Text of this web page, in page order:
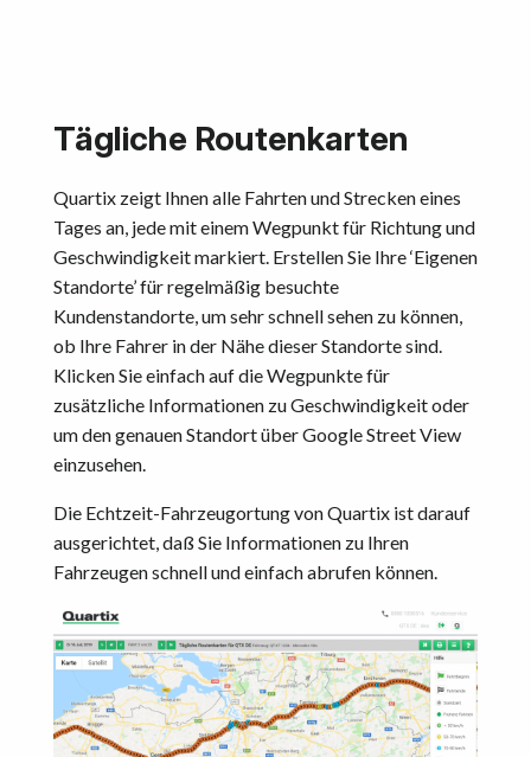
Tägliche Routenkarten
Quartix zeigt Ihnen alle Fahrten und Strecken eines
Tages an, jede mit einem Wegpunkt für Richtung und
Geschwindigkeit markiert. Erstellen Sie Ihre ‘Eigenen
Standorte’ für regelmäßig besuchte
Kundenstandorte, um sehr schnell sehen zu können,
ob Ihre Fahrer in der Nähe dieser Standorte sind.
Klicken Sie einfach auf die Wegpunkte für
zusätzliche Informationen zu Geschwindigkeit oder
um den genauen Standort über Google Street View
einzusehen.
Die Echtzeit-Fahrzeugortung von Quartix ist darauf
ausgerichtet, daß Sie Informationen zu Ihren
Fahrzeugen schnell und einfach abrufen können.